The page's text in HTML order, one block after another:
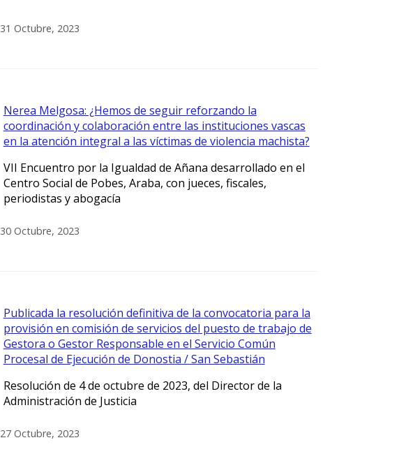
31 Octubre, 2023
Nerea Melgosa: ¿Hemos de seguir reforzando la
coordinación y colaboración entre las instituciones vascas
en la atención integral a las víctimas de violencia machista?
VII Encuentro por la Igualdad de Añana desarrollado en el
Centro Social de Pobes, Araba, con jueces, fiscales,
periodistas y abogacía
30 Octubre, 2023
Publicada la resolución definitiva de la convocatoria para la
provisión en comisión de servicios del puesto de trabajo de
Gestora o Gestor Responsable en el Servicio Común
Procesal de Ejecución de Donostia / San Sebastián
Resolución de 4 de octubre de 2023, del Director de la
Administración de Justicia
27 Octubre, 2023